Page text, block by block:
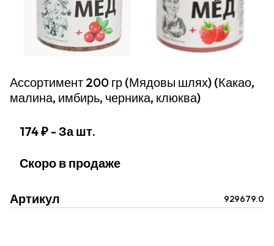
Ассортимент 200 гр (Мядовы шлях) (Какао,
малина, имбирь, черника, клюква)
174 ₽ - За шт.
Скоро в продаже
Артикул 929679.0